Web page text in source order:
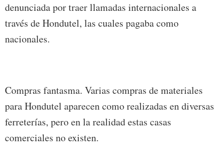
denunciada por traer llamadas internacionales a
través de Hondutel, las cuales pagaba como
nacionales.
Compras fantasma. Varias compras de materiales
para Hondutel aparecen como realizadas en diversas
ferreterías, pero en la realidad estas casas
comerciales no existen.